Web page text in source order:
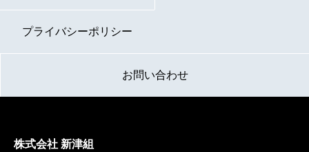
プライバシーポリシー
お問い合わせ
株式会社 新津組